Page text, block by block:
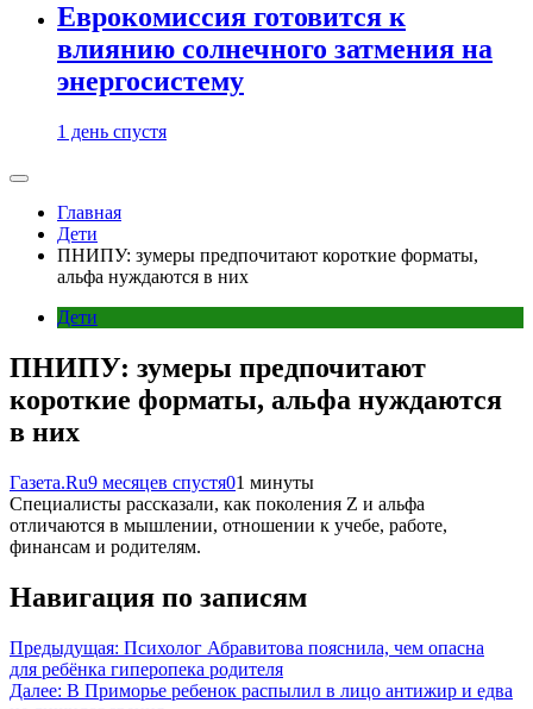
Еврокомиссия готовится к
влиянию солнечного затмения на
энергосистему
1 день спустя
Главная
Дети
ПНИПУ: зумеры предпочитают короткие форматы,
альфа нуждаются в них
Дети
ПНИПУ: зумеры предпочитают
короткие форматы, альфа нуждаются
в них
Газета.Ru9 месяцев спустя01 минуты
Специалисты рассказали, как поколения Z и альфа
отличаются в мышлении, отношении к учебе, работе,
финансам и родителям.
Навигация по записям
Предыдущая: Психолог Абравитова пояснила, чем опасна
для ребёнка гиперопека родителя
Далее: В Приморье ребенок распылил в лицо антижир и едва